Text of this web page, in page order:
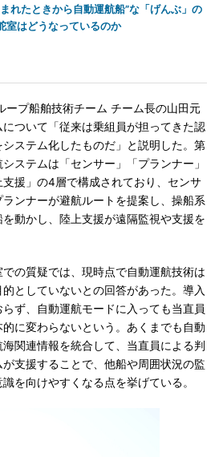
れたときから自動運航船”な「げんぶ」の
室はどうなっているのか
プ船舶技術チーム チーム長の山田元
ついて「従来は乗組員が担ってきた認
ステム化したものだ」と説明した。第
ステムは「センサー」「プランナー」
支援」の4層で構成されており、センサ
ンナーが避航ルートを提案し、操船系
動かし、陸上支援が遠隔監視や支援を
の質疑では、現時点で自動運航技術は
としていないとの回答があった。導入
ず、自動運航モードに入っても当直員
に変わらないという。あくまでも自動
関連情報を統合して、当直員による判
支援することで、他船や周囲状況の監
を向けやすくなる点を挙げている。